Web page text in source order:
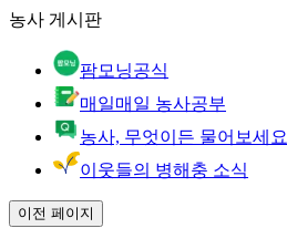
농사 게시판
팜모닝공식
매일매일 농사공부
농사, 무엇이든 물어보세요
이웃들의 병해충 소식
이전 페이지